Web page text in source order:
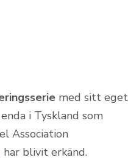
med sitt eget
i Tyskland som
Association
har blivit erkänd.